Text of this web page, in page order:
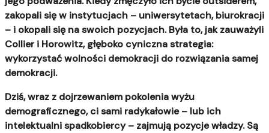
zakopali się w instytucjach – uniwersytetach, biurokracji
– i okopali się na swoich pozycjach. Była to, jak zauważyli
Collier i Horowitz, głęboko cyniczna strategia:
wykorzystać wolności demokracji do rozwiązania samej
demokracji.
Dziś, wraz z dojrzewaniem pokolenia wyżu
demograficznego, ci sami radykałowie – lub ich
intelektualni spadkobiercy – zajmują pozycje władzy.Są